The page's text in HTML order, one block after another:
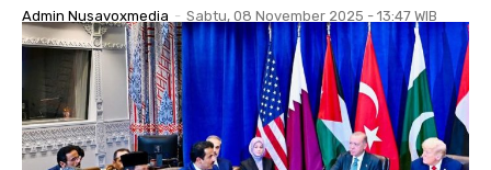
Admin Nusavoxmedia - Sabtu, 08 November 2025 - 13:47 WIB